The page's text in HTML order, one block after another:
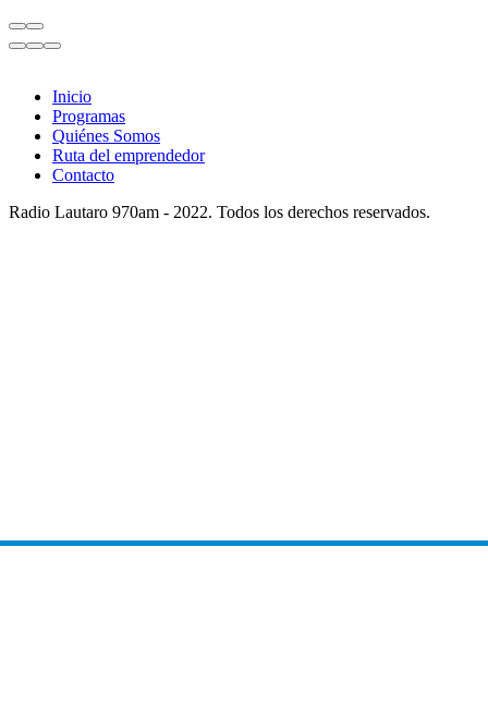
Inicio
Programas
Quiénes Somos
Ruta del emprendedor
Contacto
Radio Lautaro 970am - 2022. Todos los derechos reservados.